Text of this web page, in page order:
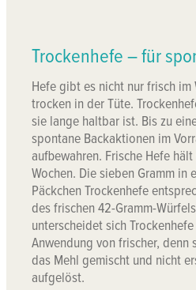
Trockenhefe – für
Hefe gibt es nicht nur frisch im
trocken in der Tüte.
sie lange haltbar ist. Bis zu
spontane Backaktionen im
aufbewahren. Frische Hefe
Wochen. Die sieben Gramm in
Päckchen Trockenhefe
des frischen 42-Gramm-
unterscheidet sich
Anwendung von frischer,
das Mehl gemischt und nicht
aufgelöst.